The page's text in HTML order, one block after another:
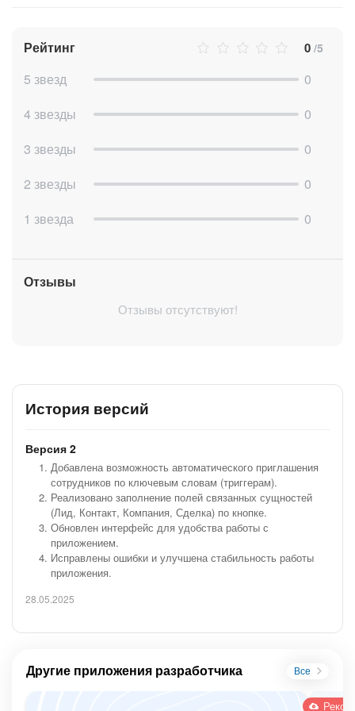
ПРИМЕРЫ ПРИМЕНЕНИЯ В РАЗНЫХ СФЕРАХ:
гарантии.
Поддержка 24/7: мгновенные ответы на частые
вопросы без ожидания ответа оператора.
Быстрая ориентация по курсам: помогает студентам и
абитуриентам выбрать подходящую программу.
Гостиницы (HORECA)
Обучение и ответы на частые вопросы от ваших
сотрудников: Бот в Битрикс24 выступает как
виртуальный помощник, доступный для личного
общения.
Сотрудники могут быстро получать ответы на вопросы
через чат с ботом, что разгружает HR-службу и
руководителей. Особенно актуально для компаний с
высокой текучкой кадров или сезонным характером
работы.
4.
клиента (покупка, аренда), уточняет важные
Рейтинг 0 /5
5 звезд
0
4 звезды
0
3 звезды
0
2 звезды
0
1 звезда
0
Отзывы
Отзывы отсутствуют!
История версий
Версия 2
Добавлена возможность автоматического приглашения
сотрудников по ключевым словам (триггерам).
Реализовано заполнение полей связанных сущностей
(Лид, Контакт, Компания, Сделка) по кнопке.
Обновлен интерфейс для удобства работы с
приложением.
Исправлены ошибки и улучшена стабильность работы
приложения.
28.05.2025
Другие приложения разработчика Все